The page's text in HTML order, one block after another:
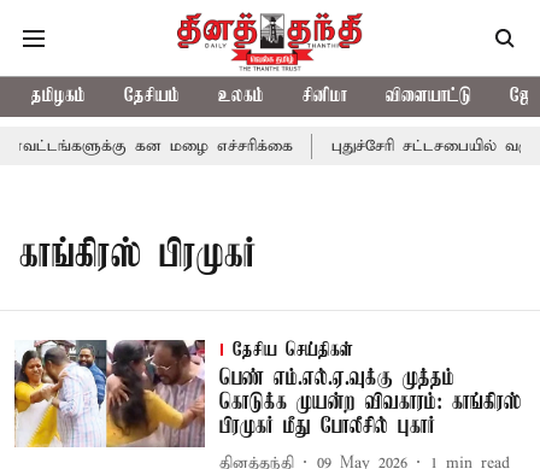
தமிழகம் தேசியம் உலகம் சினிமா விளையாட்டு
கன மழை எச்சரிக்கை புதுச்சேரி சட்டசபையில்
காங்கிரஸ் பிரமுகர்
தேசிய செய்திகள்
பெண் எம்.எல்.ஏ.வுக்கு முத்தம்
கொடுக்க முயன்ற விவகாரம்: காங்கிரஸ்
பிரமுகர் மீது போலீசில் புகார்
தினத்தந்தி 09 May 2026 1 min read